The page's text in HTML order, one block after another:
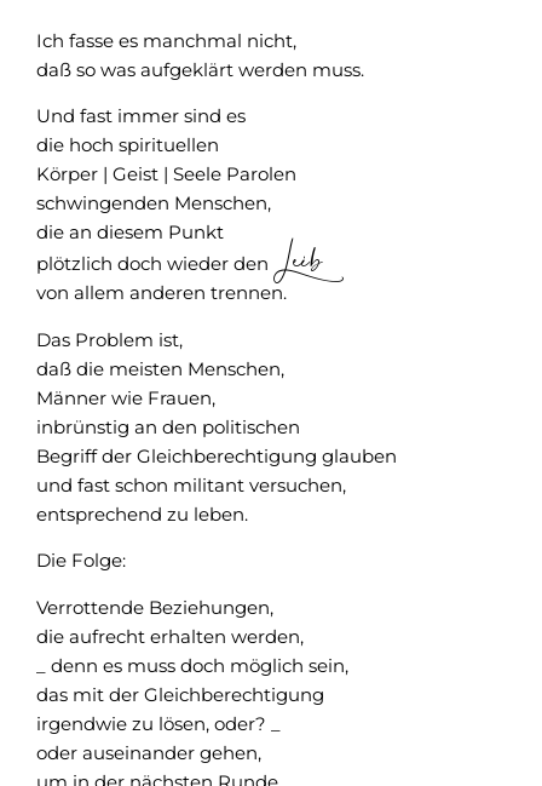
Ich fasse es manchmal nicht,
daß so was aufgeklärt werden muss.
Und fast immer sind es
die hoch spirituellen
Körper | Geist | Seele Parolen
schwingenden Menschen,
die an diesem Punkt
plötzlich doch wieder den Leib
von allem anderen trennen.
Das Problem ist,
daß die meisten Menschen,
Männer wie Frauen,
inbrünstig an den politischen
Begriff der Gleichberechtigung glauben
und fast schon militant versuchen,
entsprechend zu leben.
Die Folge:
Verrottende Beziehungen,
die aufrecht erhalten werden,
_ denn es muss doch möglich sein,
das mit der Gleichberechtigung
irgendwie zu lösen, oder? _
oder auseinander gehen,
um in der nächsten Runde